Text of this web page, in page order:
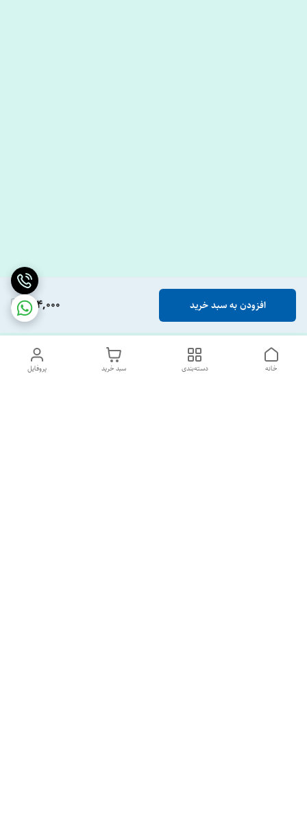
464,000 افزودن به سبد خرید
پروفایل سبد خرید دسته‌بندی خانه